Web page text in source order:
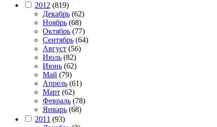
2012 (819)
Декабрь (62)
Ноябрь (68)
Октябрь (77)
Сентябрь (64)
Август (56)
Июль (82)
Июнь (62)
Май (79)
Апрель (61)
Март (62)
Февраль (78)
Январь (68)
2011 (93)